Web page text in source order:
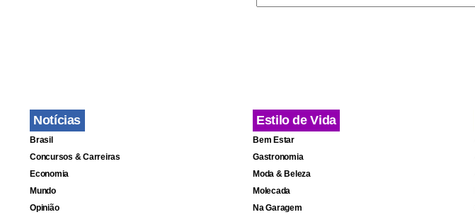
Notícias
Brasil
Concursos & Carreiras
Economia
Mundo
Opinião
Estilo de Vida
Bem Estar
Gastronomia
Moda & Beleza
Molecada
Na Garagem